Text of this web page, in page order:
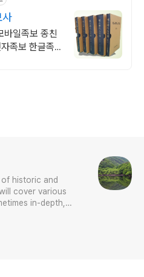
사
바일족보 종친
족보 한글족
historic and
cover various
in-depth,
sense or